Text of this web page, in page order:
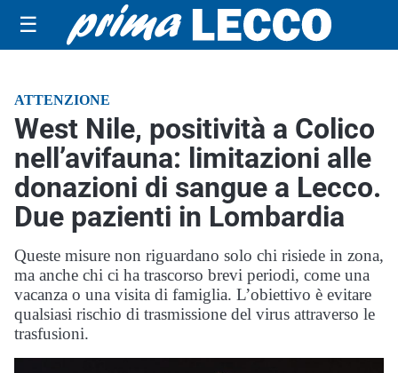
☰
ATTENZIONE
West Nile, positività a Colico
nell’avifauna: limitazioni alle
donazioni di sangue a Lecco.
Due pazienti in Lombardia
Queste misure non riguardano solo chi risiede in zona,
ma anche chi ci ha trascorso brevi periodi, come una
vacanza o una visita di famiglia. L’obiettivo è evitare
qualsiasi rischio di trasmissione del virus attraverso le
trasfusioni.